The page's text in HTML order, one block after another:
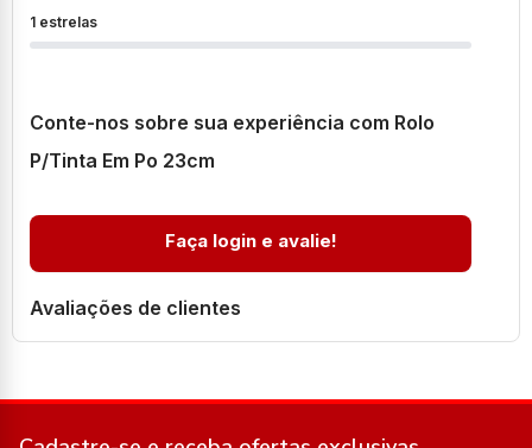
1 estrelas
Conte-nos sobre sua experiência com Rolo
P/Tinta Em Po 23cm
Faça login e avalie!
Avaliações de clientes